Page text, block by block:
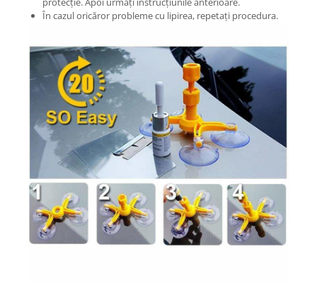
În cazul oricăror probleme cu lipirea, repetați procedura.